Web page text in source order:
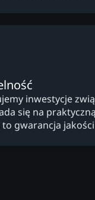
inwestycje
się na
gwarancja